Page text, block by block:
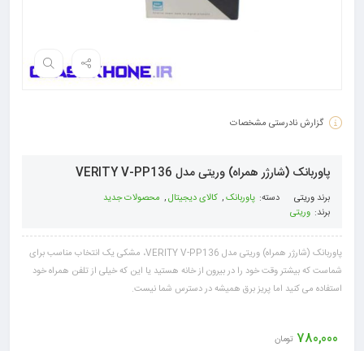
گزارش نادرستی مشخصات
پاوربانک (شارژر همراه) وریتی مدل VERITY V-PP136
برند وریتی دسته: پاوربانک, کالای دیجیتال, محصولات جدید
برند: وریتی
پاوربانک (شارژر همراه) وریتی مدل VERITY V-PP136، مشکی یک انتخاب مناسب برای
شماست که بیشتر وقت خود را در بیرون از خانه هستید یا این که خیلی از تلفن همراه خود
استفاده می کنید اما پریز برق همیشه در دسترس شما نیست.
780,000 تومان